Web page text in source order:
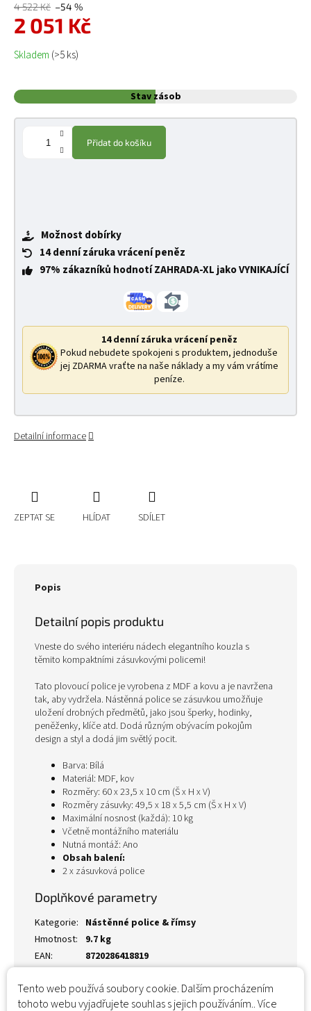
Tento web používá soubory cookie. Dalším procházením
tohoto webu vyjadřujete souhlas s jejich používáním.. Více
4 522 Kč –54 %
2 051 Kč
Měrná cena:
Skladem (>5 ks)
Stav zásob
Přidat do košíku
Možnost dobírky
14 denní záruka vrácení peněz
97% zákazníků hodnotí ZAHRADA-XL jako VYNIKAJÍCÍ
14 denní záruka vrácení peněz
Pokud nebudete spokojeni s produktem, jednoduše
jej ZDARMA vraťte na naše náklady a my vám vrátíme
peníze.
Detailní informace
ZEPTAT SE HLÍDAT SDÍLET
Popis
Detailní popis produktu
Vneste do svého interiéru nádech elegantního kouzla s
těmito kompaktními zásuvkovými policemi!
Tato plovoucí police je vyrobena z MDF a kovu a je navržena
tak, aby vydržela. Nástěnná police se zásuvkou umožňuje
uložení drobných předmětů, jako jsou šperky, hodinky,
peněženky, klíče atd. Dodá různým obývacím pokojům
design a styl a dodá jim světlý pocit.
Barva: Bílá
Materiál: MDF, kov
Rozměry: 60 x 23,5 x 10 cm (Š x H x V)
Rozměry zásuvky: 49,5 x 18 x 5,5 cm (Š x H x V)
Maximální nosnost (každá): 10 kg
Včetně montážního materiálu
Nutná montáž: Ano
Obsah balení:
2 x zásuvková police
Doplňkové parametry
Kategorie: Nástěnné police & římsy
Hmotnost:
9.7 kg
EAN: 8720286418819